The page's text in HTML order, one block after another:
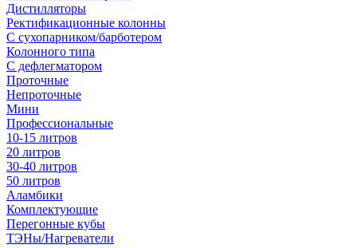
Дистилляторы
Ректификационные колонны
С сухопарником/барботером
Колонного типа
С дефлегматором
Проточные
Непроточные
Мини
Профессиональные
10-15 литров
20 литров
30-40 литров
50 литров
Аламбики
Комплектующие
Перегонные кубы
ТЭНы/Нагреватели